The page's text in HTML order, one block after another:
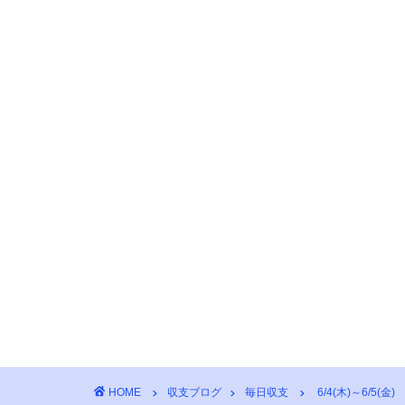
HOME 収支ブログ 毎日収支 6/4(木)～6/5(金)